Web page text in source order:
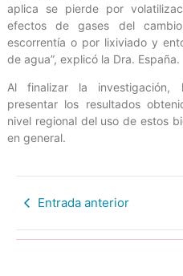
aplica se pierde por
efectos de gases del
escorrentía o por lixiviado y
de agua”, explicó la Dra. España.
Al finalizar la investigación,
presentar los resultados
nivel regional del uso de estos
en general.
Entrada anterior